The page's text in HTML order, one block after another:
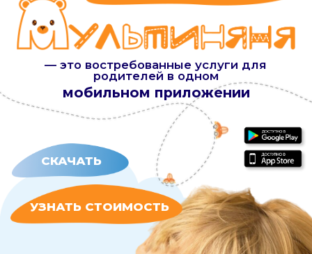
— это востребованные услуги для
мобильном приложении
УЗНАТЬ СТОИМОСТЬ